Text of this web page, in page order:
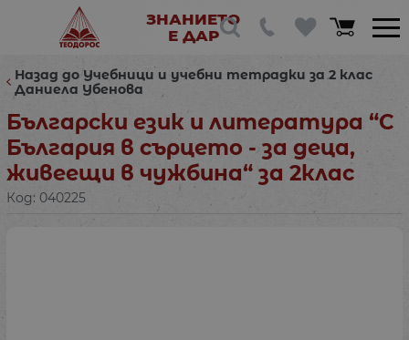
ЗНАНИЕТО
Е ДАР
Назад до Учебници и учебни тетрадки за 2 клас
Даниела Убенова
Български език и литература “С
България в сърцето - за деца,
живеещи в чужбина“ за 2клас
Код: 040225